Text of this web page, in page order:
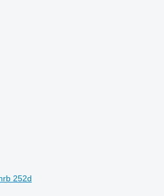
252d